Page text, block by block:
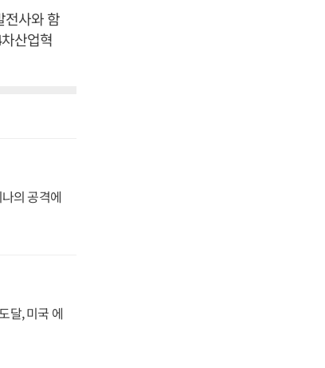
전사와 함
산업혁
의 공격에
달, 미국 에